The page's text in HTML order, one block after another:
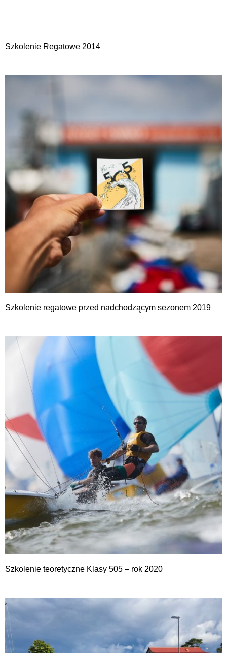
Szkolenie Regatowe 2014
Szkolenie regatowe przed nadchodzącym sezonem 2019
Szkolenie teoretyczne Klasy 505 – rok 2020